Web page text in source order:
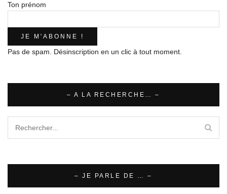
Ton prénom
Pas de spam. Désinscription en un clic à tout moment.
– A LA RECHERCHE… –
– JE PARLE DE … –